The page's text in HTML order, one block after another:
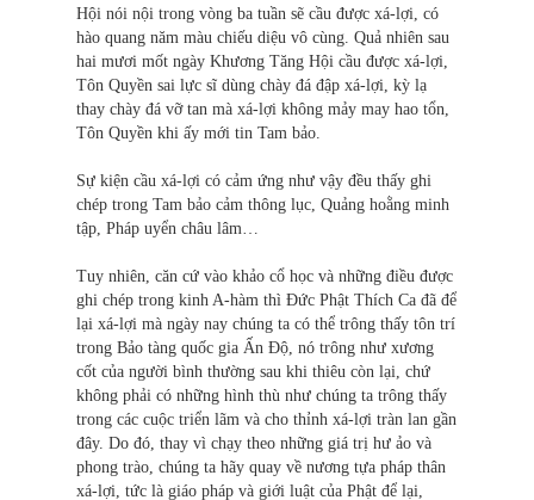
Hội nói nội trong vòng ba tuần sẽ cầu được xá-lợi, có
hào quang năm màu chiếu diệu vô cùng. Quả nhiên sau
hai mươi mốt ngày Khương Tăng Hội cầu được xá-lợi,
Tôn Quyền sai lực sĩ dùng chày đá đập xá-lợi, kỳ lạ
thay chày đá vỡ tan mà xá-lợi không mảy may hao tổn,
Tôn Quyền khi ấy mới tin Tam bảo.
Sự kiện cầu xá-lợi có cảm ứng như vậy đều thấy ghi
chép trong Tam bảo cảm thông lục, Quảng hoằng minh
tập, Pháp uyển châu lâm…
Tuy nhiên, căn cứ vào khảo cổ học và những điều được
ghi chép trong kinh A-hàm thì Đức Phật Thích Ca đã để
lại xá-lợi mà ngày nay chúng ta có thể trông thấy tôn trí
trong Bảo tàng quốc gia Ấn Độ, nó trông như xương
cốt của người bình thường sau khi thiêu còn lại, chứ
không phải có những hình thù như chúng ta trông thấy
trong các cuộc triển lãm và cho thỉnh xá-lợi tràn lan gần
đây. Do đó, thay vì chạy theo những giá trị hư ảo và
phong trào, chúng ta hãy quay về nương tựa pháp thân
xá-lợi, tức là giáo pháp và giới luật của Phật để lại,